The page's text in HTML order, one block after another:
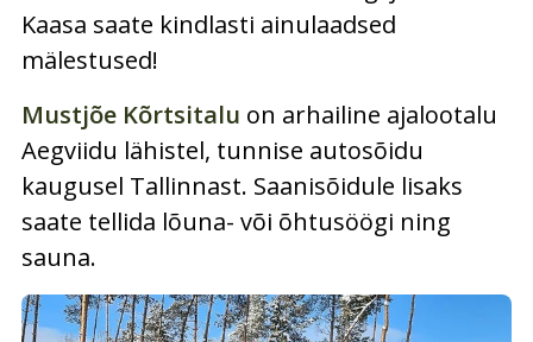
Kaasa saate kindlasti ainulaadsed
mälestused!
Mustjõe Kõrtsitalu on arhailine ajalootalu
Aegviidu lähistel, tunnise autosõidu
kaugusel Tallinnast. Saanisõidule lisaks
saate tellida lõuna- või õhtusöögi ning
sauna.